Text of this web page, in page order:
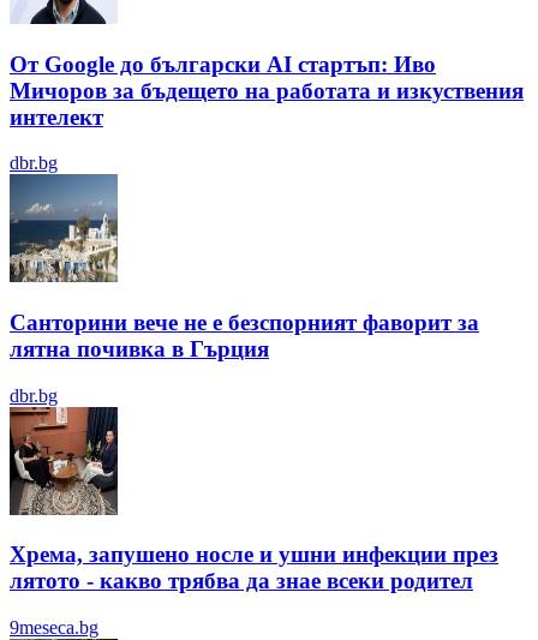
От Google до български AI стартъп: Иво
Мичоров за бъдещето на работата и изкуствения
интелект
dbr.bg
Санторини вече не е безспорният фаворит за
лятна почивка в Гърция
dbr.bg
Хрема, запушено носле и ушни инфекции през
лятотo - какво трябва да знае всеки родител
9meseca.bg